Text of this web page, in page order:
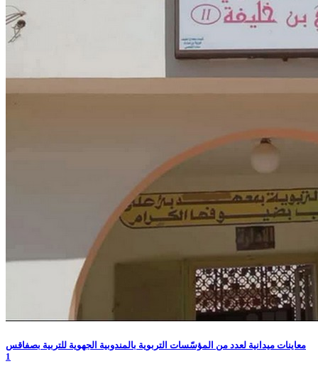
معاينات ميدانية لعدد من المؤسّسات التربوية بالمندوبية الجهوية للتربية بصفاقس
1